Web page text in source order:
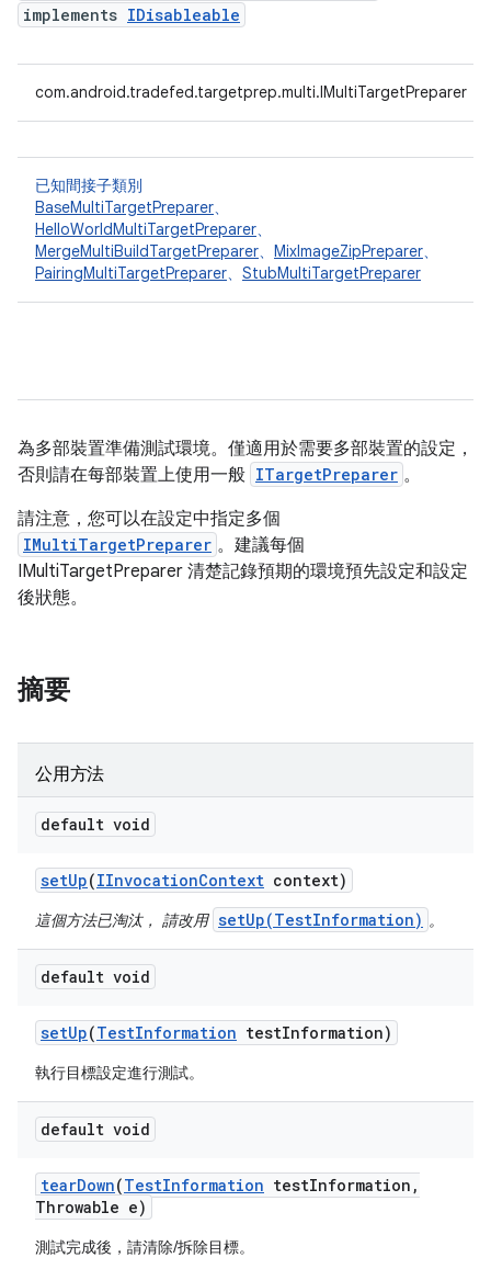
implements IDisableable
com.android.tradefed.targetprep.multi.IMultiTargetPreparer
已知間接子類別
BaseMultiTargetPreparer、
HelloWorldMultiTargetPreparer、
MergeMultiBuildTargetPreparer、 MixImageZipPreparer、
PairingMultiTargetPreparer、 StubMultiTargetPreparer
為多部裝置準備測試環境。僅適用於需要多部裝置的設定，
否則請在每部裝置上使用一般 ITargetPreparer 。
請注意，您可以在設定中指定多個
IMultiTargetPreparer 。建議每個
IMultiTargetPreparer 清楚記錄預期的環境預先設定和設定
後狀態。
摘要
公用方法
default void
setUp(IInvocationContext context)
這個方法已淘汰， 請改用 setUp(TestInformation) 。
default void
setUp(TestInformation testInformation)
執行目標設定進行測試。
default void
tearDown(TestInformation testInformation ,
Throwable e)
測試完成後，請清除/拆除目標。